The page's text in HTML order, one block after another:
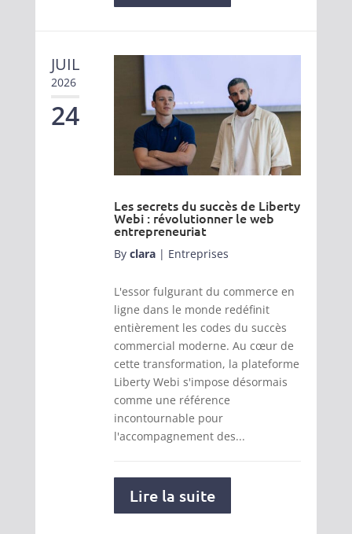
JUIL
2026
24
Les secrets du succès de Liberty
Webi : révolutionner le web
entrepreneuriat
By clara| Entreprises
L'essor fulgurant du commerce en
ligne dans le monde redéfinit
entièrement les codes du succès
commercial moderne. Au cœur de
cette transformation, la plateforme
Liberty Webi s'impose désormais
comme une référence
incontournable pour
l'accompagnement des...
Lire la suite